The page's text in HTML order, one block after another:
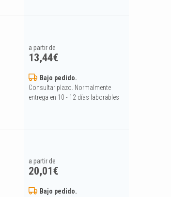
a partir de
13,44€
Bajo pedido.
Consultar plazo. Normalmente
entrega en 10 - 12 días laborables
a partir de
20,01€
Bajo pedido.